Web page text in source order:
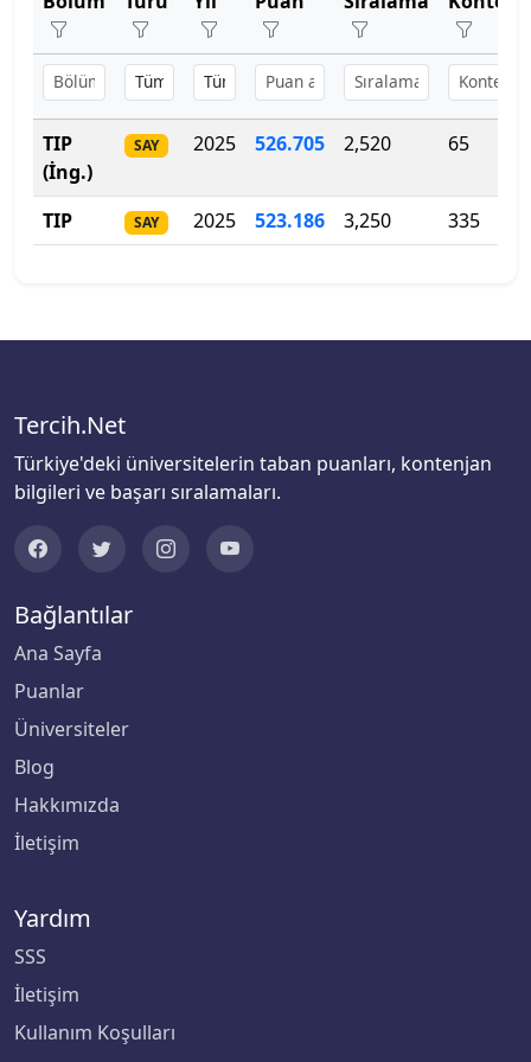
Başkent Üniversitesi
Başkent Üniversitesi
Başkent Üniversitesi
Batman Üniversitesi
Bilecik Şeyh Edebali Üniversitesi
Bitlis Eren Üniversitesi
Boğaziçi Üniversitesi
Burdur Mehmet Akif Ersoy Üniversitesi
Bursa Uludağ Üniversitesi
Çağ Üniversitesi
Çanakkale Onsekiz Mart Üniversitesi
Tıp Fakültesi
Uygulamalı Bilimler Fakültesi
Veteriner Fakültesi
Ziraat Fakültesi
TIP
(İng.)
SAY 2025 526.705 2,520 65
TIP SAY 2025 523.186 3,250 335
Tercih.Net
Türkiye'deki üniversitelerin taban puanları, kontenjan
bilgileri ve başarı sıralamaları.
Bağlantılar
Ana Sayfa
Puanlar
Üniversiteler
Blog
Hakkımızda
İletişim
Yardım
SSS
İletişim
Kullanım Koşulları